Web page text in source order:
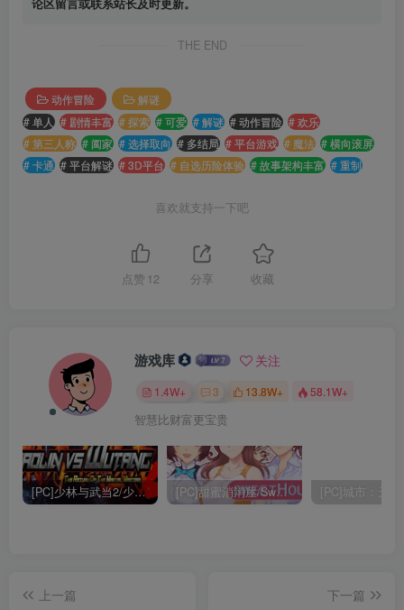
论区留言或联系站长及时更新。
THE END
动作冒险
解谜
# 单人 # 剧情丰富 # 探索 # 可爱 # 解谜 # 动作冒险 # 欢乐
# 第三人称 # 阖家 # 选择取向 # 多结局 # 平台游戏 # 魔法 # 横向滚屏
# 卡通 # 平台解谜 # 3D平台 # 自选历险体验 # 故事架构丰富 # 重制
喜欢就支持一下吧
点赞 12 分享 收藏
游戏库 关注
1.4W+ 3 13.8W+ 58.1W+
智慧比财富更宝贵
[PC]少林与武当2/少林vs武当2/Shaolin vs Wutang 2 [PC]甜蜜消消屋/Sweet House
上一篇
下一篇